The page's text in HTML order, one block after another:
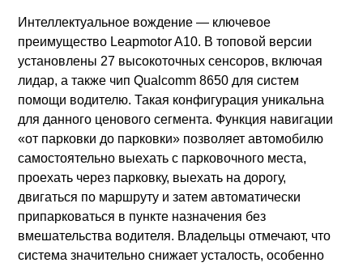
Интеллектуальное вождение — ключевое
преимущество Leapmotor A10. В топовой версии
установлены 27 высокоточных сенсоров, включая
лидар, а также чип Qualcomm 8650 для систем
помощи водителю. Такая конфигурация уникальна
для данного ценового сегмента. Функция навигации
«от парковки до парковки» позволяет автомобилю
самостоятельно выехать с парковочного места,
проехать через парковку, выехать на дорогу,
двигаться по маршруту и затем автоматически
припарковаться в пункте назначения без
вмешательства водителя. Владельцы отмечают, что
система значительно снижает усталость, особенно